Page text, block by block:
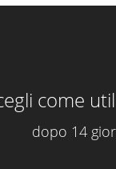
come
dopo 14